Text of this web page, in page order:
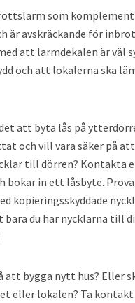
som
är avskräckande för
att larmdekalen är väl
och att lokalerna ska
att byta lås på
och vill vara säker på
till dörren? Kontakta
bokar in ett låsbyte. Prova
kopieringsskyddade
bara du har nycklarna till
att bygga nytt hus? Eller
eller lokalen? Ta kontakt